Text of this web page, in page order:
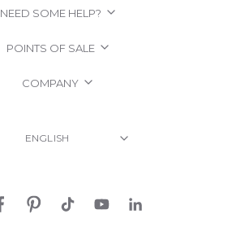
NEED SOME HELP?
POINTS OF SALE
COMPANY